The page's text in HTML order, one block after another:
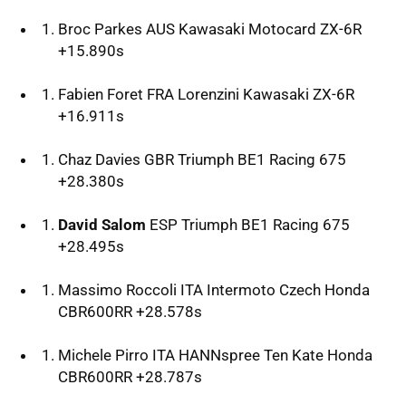
Broc Parkes AUS Kawasaki Motocard ZX-6R
+15.890s
Fabien Foret FRA Lorenzini Kawasaki ZX-6R
+16.911s
Chaz Davies GBR Triumph BE1 Racing 675
+28.380s
David Salom ESP Triumph BE1 Racing 675
+28.495s
Massimo Roccoli ITA Intermoto Czech Honda
CBR600RR +28.578s
Michele Pirro ITA HANNspree Ten Kate Honda
CBR600RR +28.787s